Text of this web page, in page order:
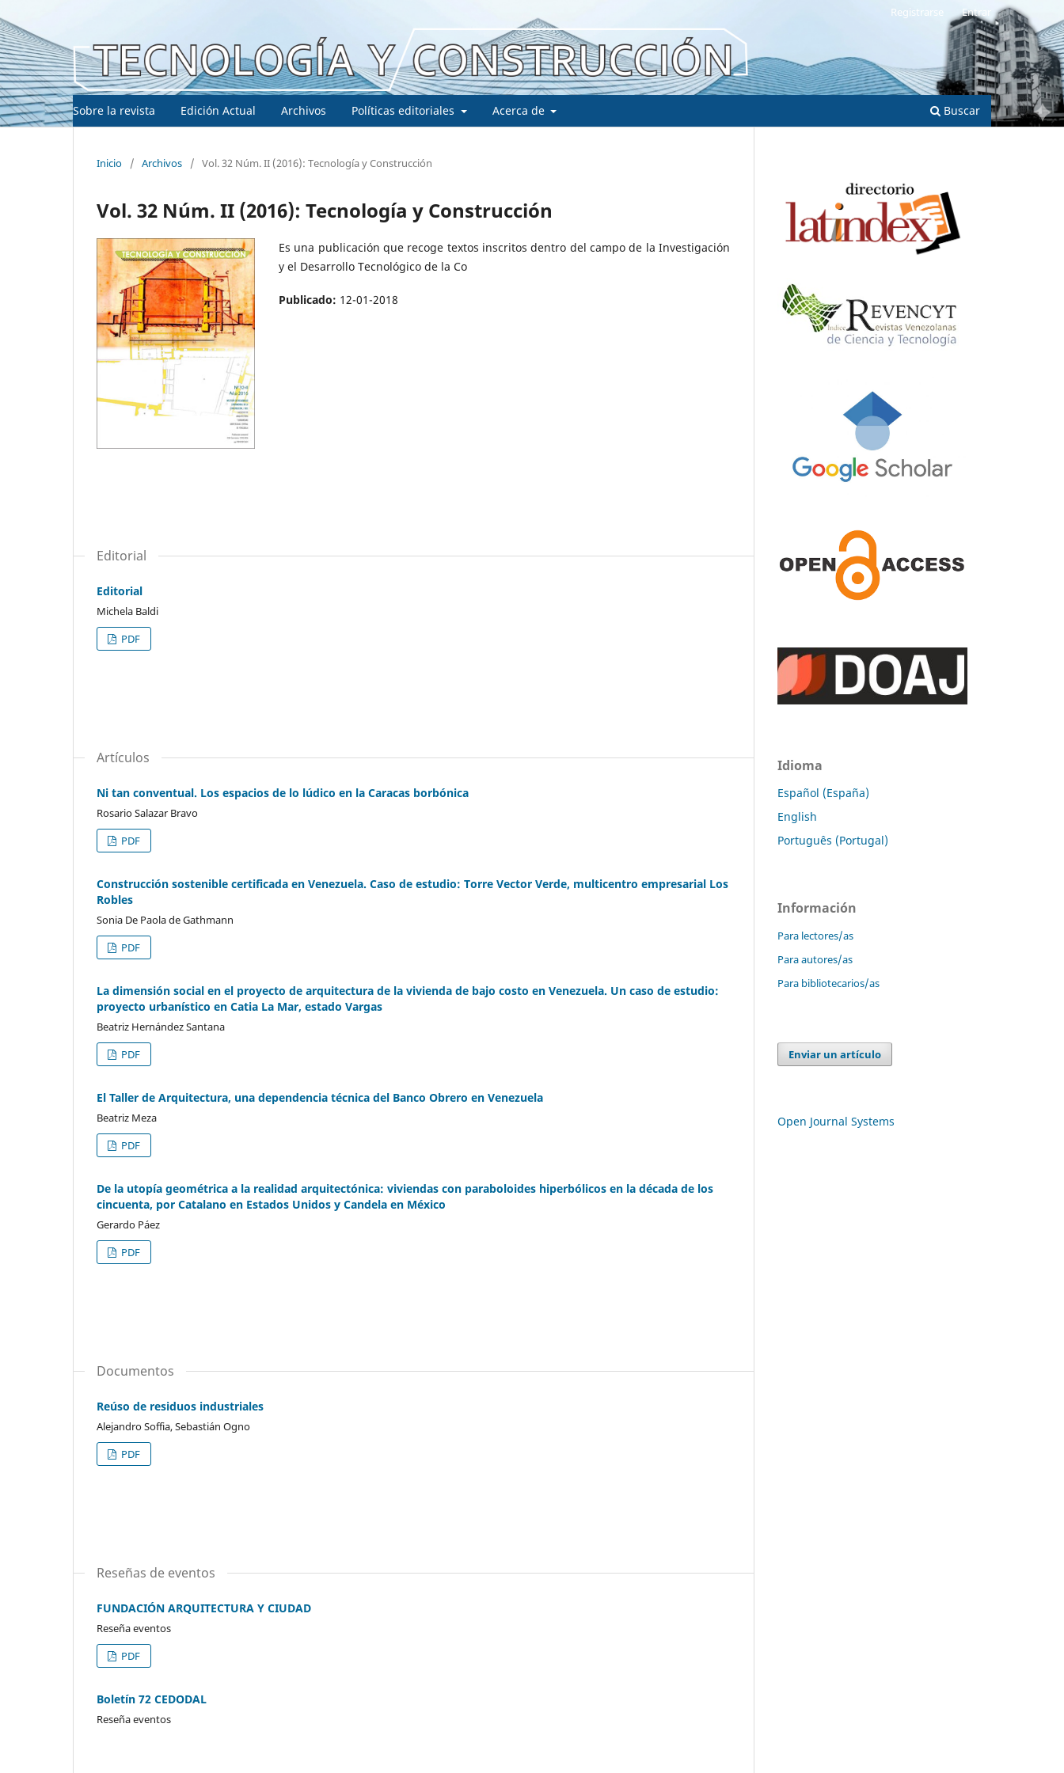
Sobre la revista Edición Actual Archivos Políticas editoriales Acerca de Buscar
Registrarse Entrar
Inicio / Archivos / Vol. 32 Núm. II (2016): Tecnología y Construcción
Vol. 32 Núm. II (2016): Tecnología y Construcción
Es una publicación que recoge textos inscritos dentro del campo de la Investigación
y el Desarrollo Tecnológico de la Co
Publicado: 12-01-2018
Editorial
Editorial
Michela Baldi
PDF
Artículos
Ni tan conventual. Los espacios de lo lúdico en la Caracas borbónica
Rosario Salazar Bravo
PDF
Construcción sostenible certificada en Venezuela. Caso de estudio: Torre Vector Verde, multicentro empresarial Los
Robles
Sonia De Paola de Gathmann
PDF
La dimensión social en el proyecto de arquitectura de la vivienda de bajo costo en Venezuela. Un caso de estudio:
proyecto urbanístico en Catia La Mar, estado Vargas
Beatriz Hernández Santana
PDF
El Taller de Arquitectura, una dependencia técnica del Banco Obrero en Venezuela
Beatriz Meza
PDF
De la utopía geométrica a la realidad arquitectónica: viviendas con paraboloides hiperbólicos en la década de los
cincuenta, por Catalano en Estados Unidos y Candela en México
Gerardo Páez
PDF
Documentos
Reúso de residuos industriales
Alejandro Soffia, Sebastián Ogno
PDF
Reseñas de eventos
FUNDACIÓN ARQUITECTURA Y CIUDAD
Reseña eventos
PDF
Boletín 72 CEDODAL
Reseña eventos
Idioma
Español (España)
English
Português (Portugal)
Información
Para lectores/as
Para autores/as
Para bibliotecarios/as
Enviar un artículo
Open Journal Systems